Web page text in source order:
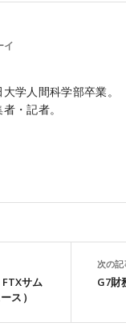
イ
学人間科学部卒業。
・記者。
サム
ス）
次の
G7財